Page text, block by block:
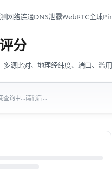
网络连通DNS泄露WebRTC全球
评分
源比对、地理经纬度、端口、滥
查询中...请稍后...